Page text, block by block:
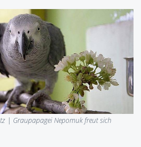
| Graupapagei Nepomuk freut sich